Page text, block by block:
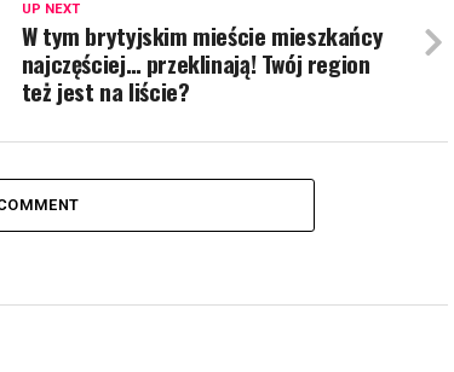
UP NEXT
W tym brytyjskim mieście mieszkańcy
najczęściej… przeklinają! Twój region
też jest na liście?